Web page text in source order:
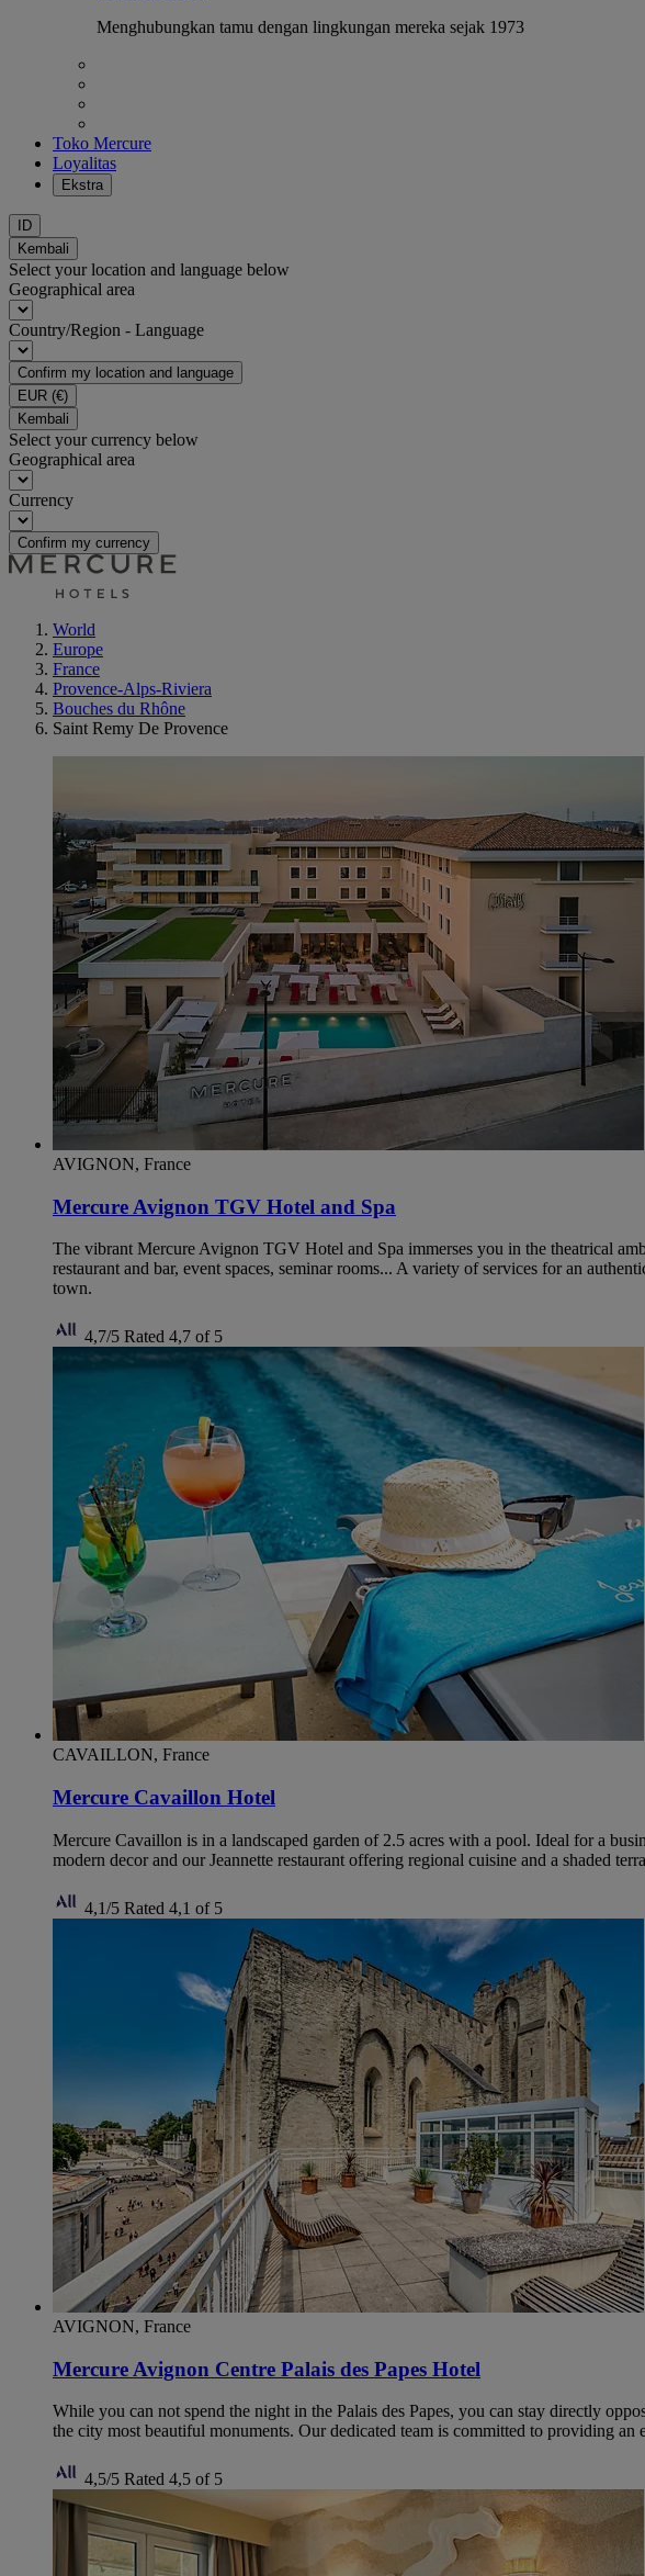
Menghubungkan tamu dengan lingkungan mereka sejak 1973
Toko Mercure
Loyalitas
Ekstra
ID
Kembali
Select your location and language below
Geographical area
Country/Region - Language
Confirm my location and language
EUR (€)
Kembali
Select your currency below
Geographical area
Currency
Confirm my currency
World
Europe
France
Provence-Alps-Riviera
Bouches du Rhône
Saint Remy De Provence
AVIGNON, France
Mercure Avignon TGV Hotel and Spa
The vibrant Mercure Avignon TGV Hotel and Spa immerses you in the theatrical
restaurant and bar, event spaces, seminar rooms... A variety of services for an
town.
4,7/5 Rated 4,7 of 5
CAVAILLON, France
Mercure Cavaillon Hotel
Mercure Cavaillon is in a landscaped garden of 2.5 acres with a pool. Ideal for a
modern decor and our Jeannette restaurant offering regional cuisine and a shaded
4,1/5 Rated 4,1 of 5
AVIGNON, France
Mercure Avignon Centre Palais des Papes Hotel
While you can not spend the night in the Palais des Papes, you can stay directly
the city most beautiful monuments. Our dedicated team is committed to providing
4,5/5 Rated 4,5 of 5